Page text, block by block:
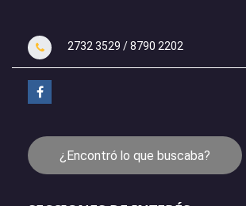
2732 3529 / 8790 2202
¿Encontró lo que buscaba?